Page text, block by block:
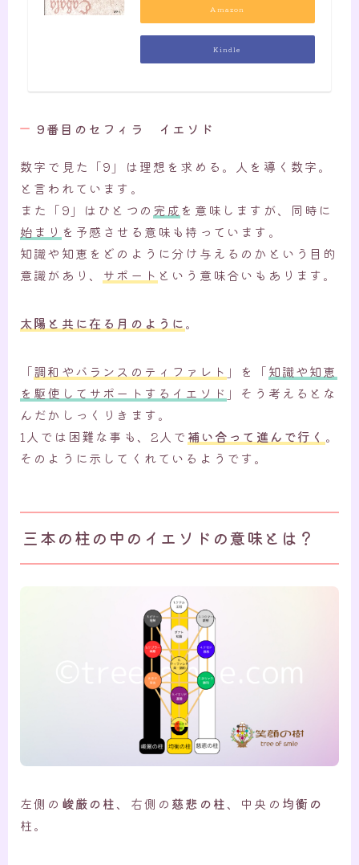
Amazon
Kindle
9番目のセフィラ イエソド
数字で見た「9」は理想を求める。人を導く数字。
と言われています。
また「9」はひとつの 完成を意味しますが、同時に
始まり を予感させる意味も持っています。
知識や知恵をどのように分け与えるのかという目的
意識があり、 サポート という意味合いもあります。
太陽と共に在る月のように。
「調和やバランスのティファレト 」を「知識や知恵
を駆使してサポートするイエソド 」そう考えるとな
んだかしっくりきます。
1人では困難な事も、2人で 補い合って進んで行く 。
そのように示してくれているようです。
三本の柱の中のイエソドの意味とは？
左側の 峻厳の柱、右側の 慈悲の柱、中央の 均衡の
柱。